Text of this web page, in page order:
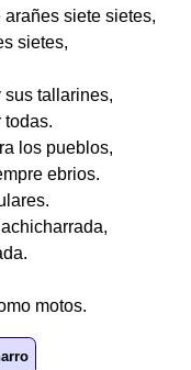
siete sietes,
sietes,
tallarines,
todas.
los pueblos,
ebrios.
motos.